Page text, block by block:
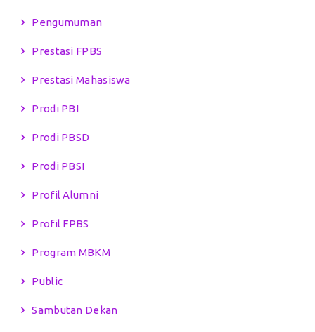
Pengumuman
Prestasi FPBS
Prestasi Mahasiswa
Prodi PBI
Prodi PBSD
Prodi PBSI
Profil Alumni
Profil FPBS
Program MBKM
Public
Sambutan Dekan